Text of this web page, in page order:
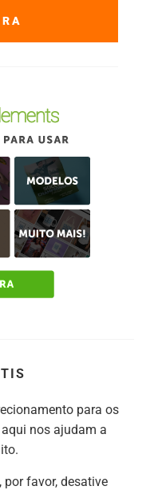
para os
nos ajudam a
favor, desative